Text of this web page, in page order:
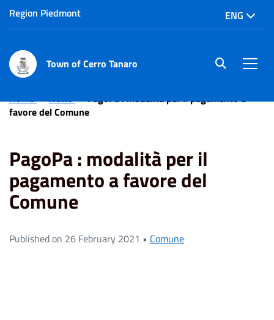
Region Piedmont ENG
Town of Cerro Tanaro site.searc
Home News
PagoPa : modalità per il pagamento a
favore del Comune
PagoPa : modalità per il
pagamento a favore del
Comune
Published on 26 February 2021 • Comune